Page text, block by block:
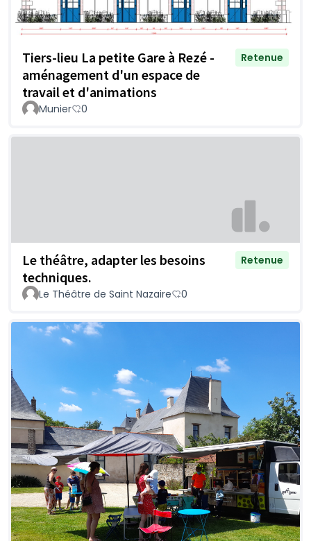
Tiers-lieu La petite Gare à Rezé -
aménagement d'un espace de
travail et d'animations
Retenue
Munier 0
Le théâtre, adapter les besoins
techniques.
Retenue
Le Théâtre de Saint Nazaire 0